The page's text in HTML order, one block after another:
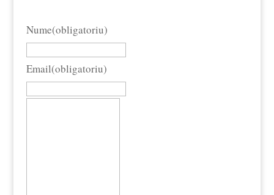
Nume(obligatoriu)
Email(obligatoriu)